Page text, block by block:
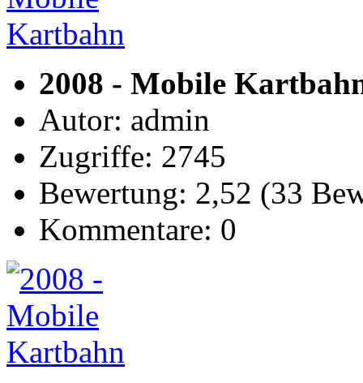
2008 - Mobile
Autor: admin
Zugriffe: 2745
Bewertung: 2,52 (33
Kommentare: 0